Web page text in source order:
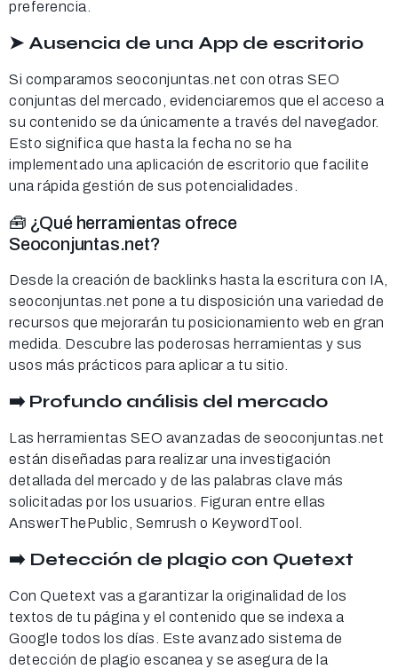
preferencia.
➤ Ausencia de una App de escritorio
Si comparamos seoconjuntas.net con otras SEO
conjuntas del mercado, evidenciaremos que el acceso a
su contenido se da únicamente a través del navegador.
Esto significa que hasta la fecha no se ha
implementado una aplicación de escritorio que facilite
una rápida gestión de sus potencialidades.
🧰 ¿Qué herramientas ofrece
Seoconjuntas.net?
Desde la creación de backlinks hasta la escritura con IA,
seoconjuntas.net pone a tu disposición una variedad de
recursos que mejorarán tu posicionamiento web en gran
medida. Descubre las poderosas herramientas y sus
usos más prácticos para aplicar a tu sitio.
➡️ Profundo análisis del mercado
Las herramientas SEO avanzadas de seoconjuntas.net
están diseñadas para realizar una investigación
detallada del mercado y de las palabras clave más
solicitadas por los usuarios. Figuran entre ellas
AnswerThePublic, Semrush o KeywordTool.
➡️ Detección de plagio con Quetext
Con Quetext vas a garantizar la originalidad de los
textos de tu página y el contenido que se indexa a
Google todos los días. Este avanzado sistema de
detección de plagio escanea y se asegura de la